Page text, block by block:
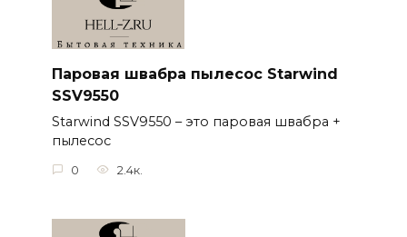
Паровая швабра пылесос Starwind
SSV9550
Starwind SSV9550 – это паровая швабра +
пылесос
0 2.4к.